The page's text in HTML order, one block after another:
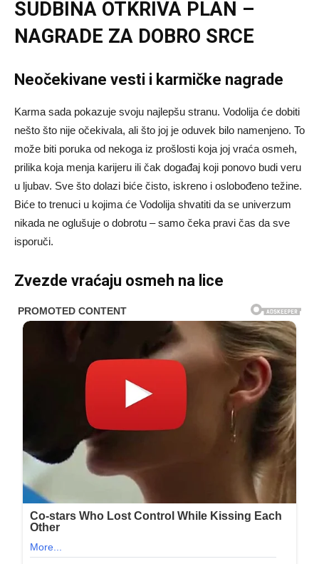
SUDBINA OTKRIVA PLAN –
NAGRADE ZA DOBRO SRCE
Neočekivane vesti i karmičke nagrade
Karma sada pokazuje svoju najlepšu stranu. Vodolija će dobiti
nešto što nije očekivala, ali što joj je oduvek bilo namenjeno. To
može biti poruka od nekoga iz prošlosti koja joj vraća osmeh,
prilika koja menja karijeru ili čak događaj koji ponovo budi veru
u ljubav. Sve što dolazi biće čisto, iskreno i oslobođeno težine.
Biće to trenuci u kojima će Vodolija shvatiti da se univerzum
nikada ne oglušuje o dobrotu – samo čeka pravi čas da sve
isporuči.
Zvezde vraćaju osmeh na lice